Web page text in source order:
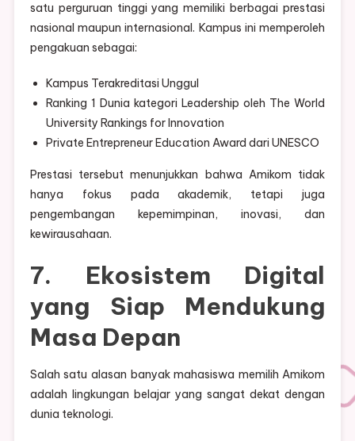
satu perguruan tinggi yang memiliki berbagai prestasi
nasional maupun internasional. Kampus ini memperoleh
pengakuan sebagai:
Kampus Terakreditasi Unggul
Ranking 1 Dunia kategori Leadership oleh The World
University Rankings for Innovation
Private Entrepreneur Education Award dari UNESCO
Prestasi tersebut menunjukkan bahwa Amikom tidak
hanya fokus pada akademik, tetapi juga
pengembangan kepemimpinan, inovasi, dan
kewirausahaan.
7. Ekosistem Digital
yang Siap Mendukung
Masa Depan
Salah satu alasan banyak mahasiswa memilih Amikom
adalah lingkungan belajar yang sangat dekat dengan
dunia teknologi.